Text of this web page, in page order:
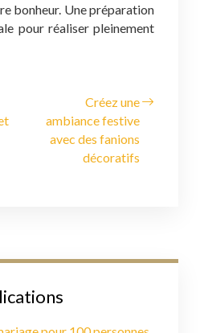
bonheur. Une préparation
pour réaliser pleinement
Créez une
ambiance festive
avec des fanions
décoratifs